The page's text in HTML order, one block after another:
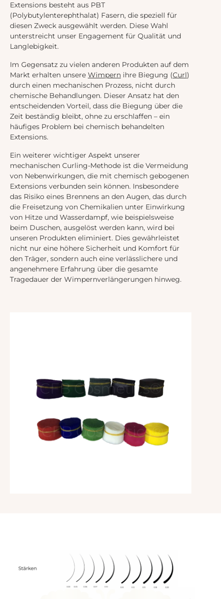
Extensions besteht aus PBT
(Polybutylenterephthalat) Fasern, die speziell für
diesen Zweck ausgewählt werden. Diese Wahl
unterstreicht unser Engagement für Qualität und
Langlebigkeit.
Im Gegensatz zu vielen anderen Produkten auf dem
Markt erhalten unsere Wimpern ihre Biegung (Curl)
durch einen mechanischen Prozess, nicht durch
chemische Behandlungen. Dieser Ansatz hat den
entscheidenden Vorteil, dass die Biegung über die
Zeit beständig bleibt, ohne zu erschlaffen – ein
häufiges Problem bei chemisch behandelten
Extensions.
Ein weiterer wichtiger Aspekt unserer
mechanischen Curling-Methode ist die Vermeidung
von Nebenwirkungen, die mit chemisch gebogenen
Extensions verbunden sein können. Insbesondere
das Risiko eines Brennens an den Augen, das durch
die Freisetzung von Chemikalien unter Einwirkung
von Hitze und Wasserdampf, wie beispielsweise
beim Duschen, ausgelöst werden kann, wird bei
unseren Produkten eliminiert. Dies gewährleistet
nicht nur eine höhere Sicherheit und Komfort für
den Träger, sondern auch eine verlässlichere und
angenehmere Erfahrung über die gesamte
Tragedauer der Wimpernverlängerungen hinweg.